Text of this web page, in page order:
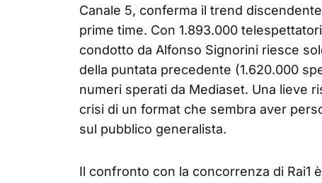
Canale 5, conferma il trend
prime time. Con 1.893.000
condotto da Alfonso Signorini riesce
della puntata precedente (1.620.000
numeri sperati da Mediaset. Una lieve
crisi di un format che sembra aver
sul pubblico generalista.
Il confronto con la concorrenza di Rai1